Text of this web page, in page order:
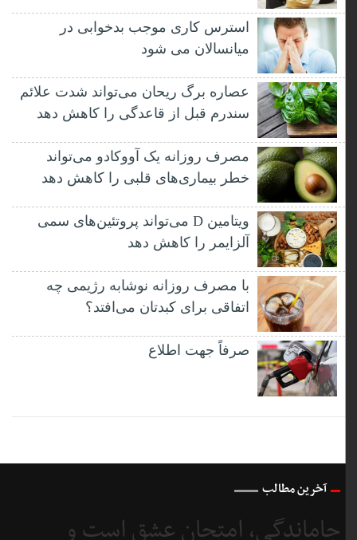
استرس کاری موجب بدخوابی در
میانسالان می شود
عصاره برگ ریحان می‌تواند شدت علائم
سندرم قبل از قاعدگی را کاهش دهد
مصرف روزانه یک آووکادو می‌تواند
خطر بیماری‌های قلبی را کاهش دهد
ویتامین D می‌تواند پروتئین‌های سمی
آلزایمر را کاهش دهد
با مصرف روزانه نوشابه رژیمی چه
اتفاقی برای کبدتان می‌افتد؟
صرفاً جهت اطلاع
آخرین مطالب
جاماندگی، امتحانِ عشق است و